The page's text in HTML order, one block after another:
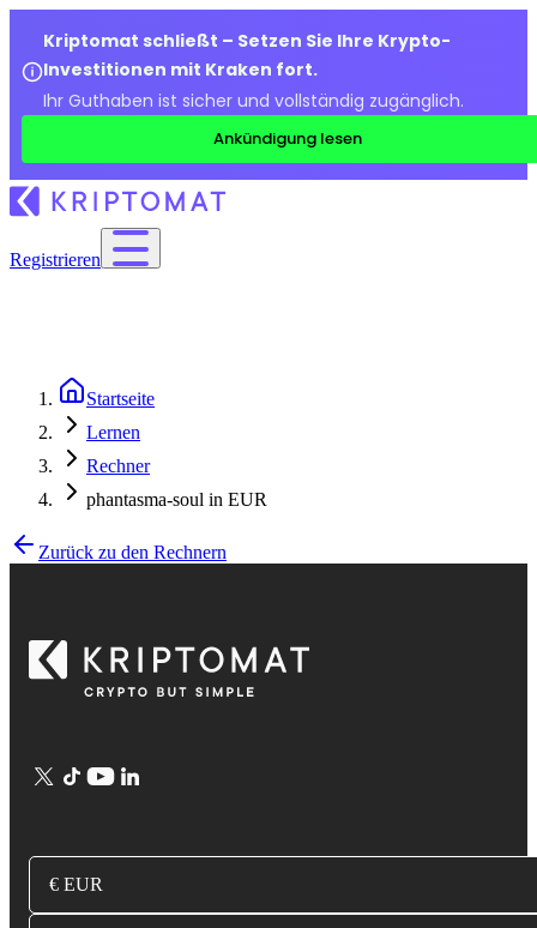
Kriptomat schließt – Setzen Sie Ihre Krypto-
Investitionen mit Kraken fort.
Ihr Guthaben ist sicher und vollständig zugänglich.
Ankündigung lesen
Registrieren
Startseite
Lernen
Rechner
phantasma-soul in EUR
Zurück zu den Rechnern
€ EUR